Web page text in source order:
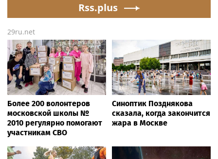
подход к лечениюRss.plus
29ru.net
Более 200 волонтеров
московской школы №
2010 регулярно помогают
участникам СВО
Синоптик Позднякова
сказала, когда закончится
жара в Москве